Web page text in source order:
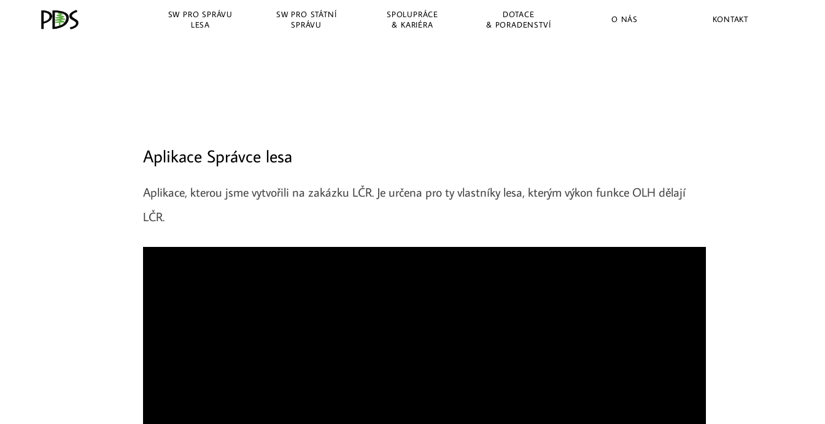
SW PRO SPRÁVU
LESA
SW PRO STÁTNÍ
SPRÁVU
SPOLUPRÁCE
& KARIÉRA
DOTACE
& PORADENSTVÍ
O NÁS KONTAKT
Aplikace Správce lesa
Aplikace, kterou jsme vytvořili na zakázku LČR. Je určena pro ty vlastníky lesa, kterým výkon funkce OLH dělají
LČR.